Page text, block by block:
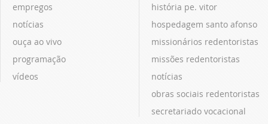
empregos
notícias
ouça ao vivo
programação
vídeos
história pe. vitor
hospedagem santo afonso
missionários redentoristas
missões redentoristas
notícias
obras sociais redentoristas
secretariado vocacional